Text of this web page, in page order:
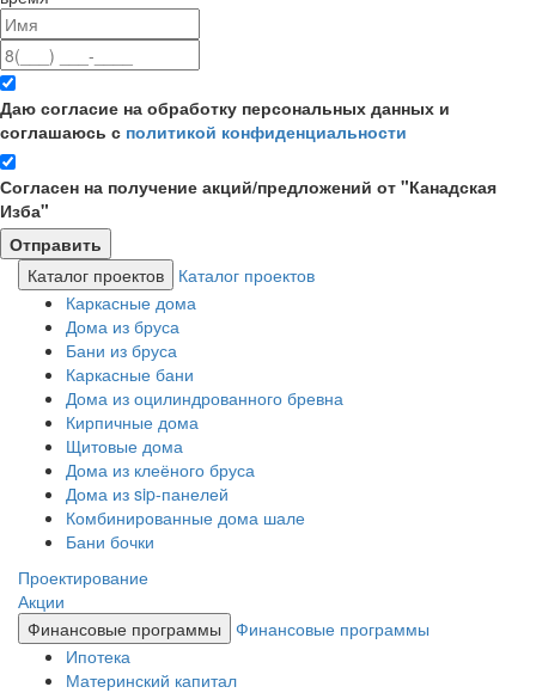
Даю согласие на обработку персональных данных и
соглашаюсь с политикой конфиденциальности
Согласен на получение акций/предложений от "Канадская
Изба"
Каталог проектов
Каталог проектов
Каркасные дома
Дома из бруса
Бани из бруса
Каркасные бани
Дома из оцилиндрованного бревна
Кирпичные дома
Щитовые дома
Дома из клеёного бруса
Дома из sip-панелей
Комбинированные дома шале
Бани бочки
Проектирование
Акции
Финансовые программы
Финансовые программы
Ипотека
Материнский капитал